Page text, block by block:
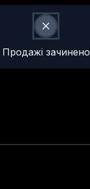
Продажі зачинено